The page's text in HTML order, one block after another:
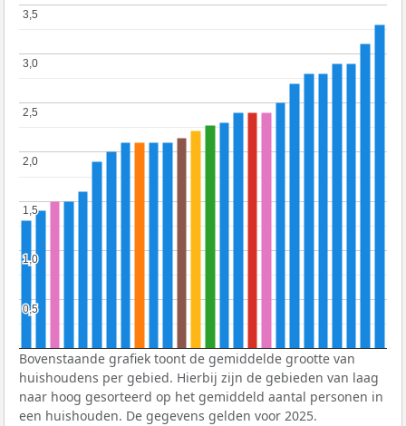
0,5
0,5
1,0
1,0
1,5
1,5
2,0
2,0
2,5
2,5
3,0
3,0
3,5
3,5
Bovenstaande grafiek toont de gemiddelde grootte van
huishoudens per gebied. Hierbij zijn de gebieden van laag
naar hoog gesorteerd op het gemiddeld aantal personen in
een huishouden. De gegevens gelden voor 2025.